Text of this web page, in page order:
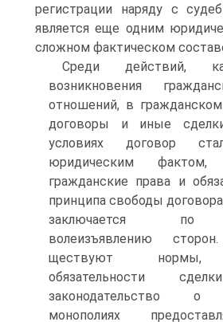
регистрации наряду с
является еще одним
сложном фактическом
Среди действий,
возникновения
отношений, в
договоры и иные
условиях договор
юридическим фактом,
гражданские права и
принципа свободы
заключается по
волеизъявлению
ществуют нормы,
обязательности
законодательство о
монополиях